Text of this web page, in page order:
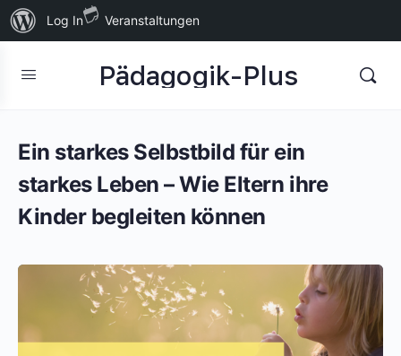
Über
WordPress
Log In Veranstaltungen
Pädagogik-Plus
Ein starkes Selbstbild für ein
starkes Leben – Wie Eltern ihre
Kinder begleiten können